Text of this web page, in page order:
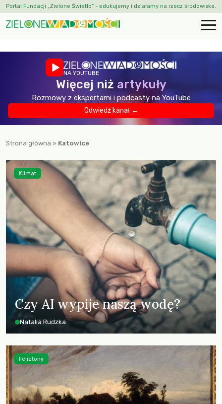
Portal Fundacji „Zielone Światło” - edukujemy i działamy na rzecz środowiska.
NA YOUTUBE
Więcej niż artykuły
Rozmowy z ekspertami i podcasty na YouTube
Odwiedź kanał →
Strona główna » Katowice
Czy AI wypije naszą wodę?
Natalia Rudzka
Klimat
Felietony